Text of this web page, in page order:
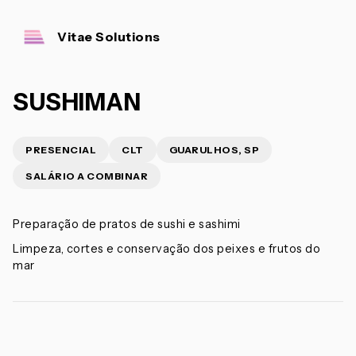
Vitae Solutions
SUSHIMAN
PRESENCIAL CLT GUARULHOS, SP
SALÁRIO A COMBINAR
Preparação de pratos de sushi e sashimi
Limpeza, cortes e conservação dos peixes e frutos do
mar